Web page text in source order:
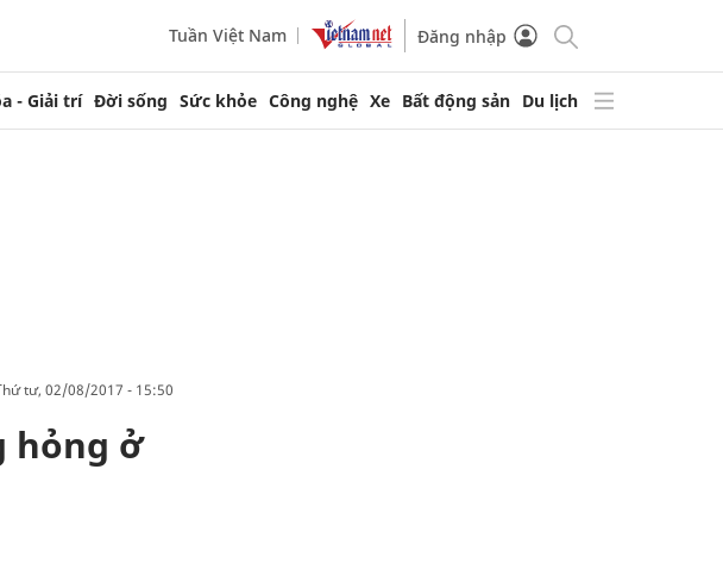
Tuần Việt Nam Đăng nhập
- Giải trí Đời sống Sức khỏe Công nghệ Xe Bất động sản Du lịch
thứ tư, 02/08/2017 - 15:50
hỏng ở